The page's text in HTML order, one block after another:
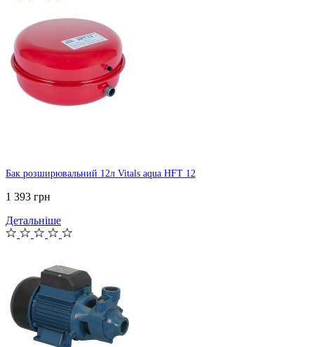
Бак розширювальний 12л Vitals aqua HFT 12
1 393 грн
Детальніше